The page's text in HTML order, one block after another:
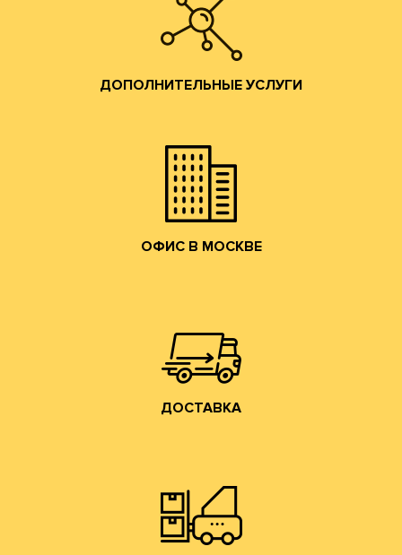
ДОПОЛНИТЕЛЬНЫЕ УСЛУГИ
ДОПОЛНИТЕЛЬНЫЕ УСЛУГИ
ОФИС В МОСКВЕ
ОФИС В МОСКВЕ
Мы приглашаем действующих и потенциальных
привлекательные условия сотрудничества.
помощь по всем вопросам производства гофротары.
ДОСТАВКА
ДОСТАВКА
СКЛАД И САМОВЫВОЗ